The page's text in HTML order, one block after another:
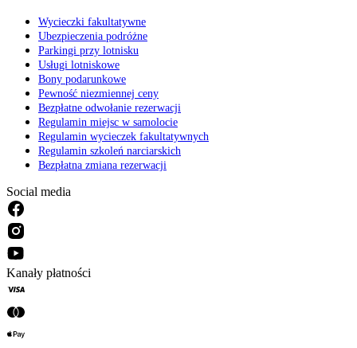
Wycieczki fakultatywne
Ubezpieczenia podróżne
Parkingi przy lotnisku
Usługi lotniskowe
Bony podarunkowe
Pewność niezmiennej ceny
Bezpłatne odwołanie rezerwacji
Regulamin miejsc w samolocie
Regulamin wycieczek fakultatywnych
Regulamin szkoleń narciarskich
Bezpłatna zmiana rezerwacji
Social media
Kanały płatności